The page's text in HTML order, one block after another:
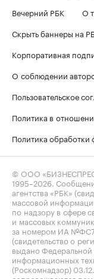
Вечерний РБК
О
Скрыть баннеры на
Корпоративная
О соблюдении
Пользовательское
Политика в
Политика обработки
© ООО
1995–2026 .
агентства «РБК»
массовой
по надзору в сфере
и массовых
за номером ИА
(свидетельство о
выдано Федеральной
информационных
(Роскомнадзор)